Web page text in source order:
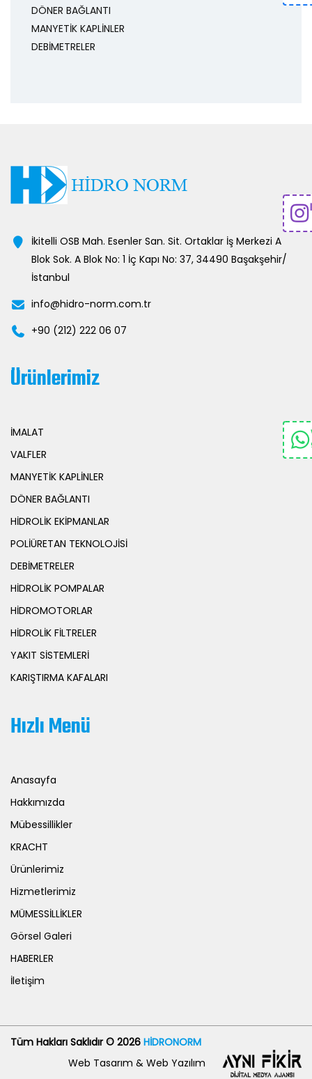
DÖNER BAĞLANTI
MANYETİK KAPLİNLER
DEBİMETRELER
İkitelli OSB Mah. Esenler San. Sit. Ortaklar İş Merkezi A
Blok Sok. A Blok No: 1 İç Kapı No: 37, 34490 Başakşehir/
İstanbul
info@hidro-norm.com.tr
+90 (212) 222 06 07
Ürünlerimiz
İMALAT
VALFLER
MANYETİK KAPLİNLER
DÖNER BAĞLANTI
HİDROLİK EKİPMANLAR
POLİÜRETAN TEKNOLOJİSİ
DEBİMETRELER
HİDROLİK POMPALAR
HİDROMOTORLAR
HİDROLİK FİLTRELER
YAKIT SİSTEMLERİ
KARIŞTIRMA KAFALARI
Hızlı Menü
Anasayfa
Hakkımızda
Mübessillikler
KRACHT
Ürünlerimiz
Hizmetlerimiz
MÜMESSİLLİKLER
Görsel Galeri
HABERLER
İletişim
Tüm Hakları Saklıdır © 2026 HİDRONORM
Web Tasarım & Web Yazılım